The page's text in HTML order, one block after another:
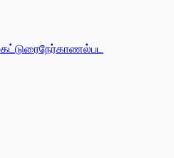
கட்டுரைநேர்காணல்பட